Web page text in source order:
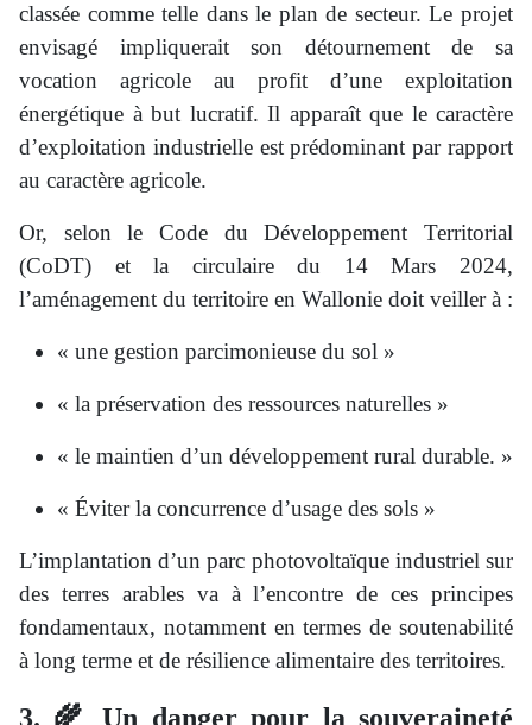
classée comme telle dans le plan de secteur. Le projet
envisagé impliquerait son détournement de sa
vocation agricole au profit d’une exploitation
énergétique à but lucratif. Il apparaît que le caractère
d’exploitation industrielle est prédominant par rapport
au caractère agricole.
Or, selon le Code du Développement Territorial
(CoDT) et la circulaire du 14 Mars 2024,
l’aménagement du territoire en Wallonie doit veiller à :
« une gestion parcimonieuse du sol »
« la préservation des ressources naturelles »
« le maintien d’un développement rural durable. »
« Éviter la concurrence d’usage des sols »
L’implantation d’un parc photovoltaïque industriel sur
des terres arables va à l’encontre de ces principes
fondamentaux, notamment en termes de soutenabilité
à long terme et de résilience alimentaire des territoires.
3. 🌾 Un danger pour la souveraineté